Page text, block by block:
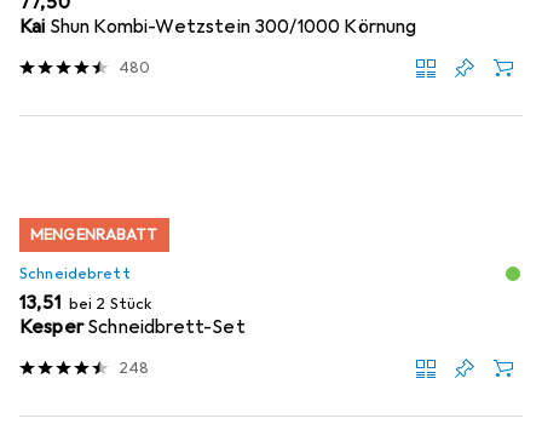
Kai Shun Kombi-Wetzstein 300/1000 Körnung
480
MENGENRABATT
Schneidebrett
EUR
13,51 bei 2 Stück
Kesper Schneidbrett-Set
248